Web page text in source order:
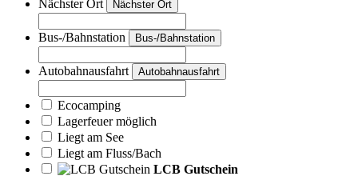
Nächster Ort Nächster Ort
Bus-/Bahnstation Bus-/Bahnstation
Autobahnausfahrt Autobahnausfahrt
Ecocamping
Lagerfeuer möglich
Liegt am See
Liegt am Fluss/Bach
LCB Gutschein